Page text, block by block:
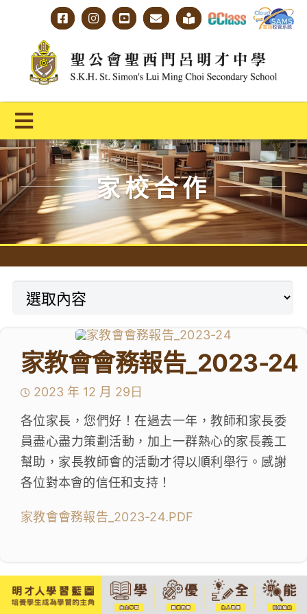
content
Toggle
Navigation
主頁
學校概覽
明才人學習藍圖
明才人成長階梯
教師專業社群
學生成就與學校活動
我們的聯繫
入學資訊
下載區
家校合作
家教會會務報告_2023-24
2023 年 12 月 29日
各位家長，您們好！在過去一年，教師和家長委
員盡心盡力策劃活動，加上一群熱心的家長義工
幫助，家長教師會的活動才得以順利舉行。感謝
各位對本會的信任和支持！
家教會會務報告_2023-24.PDF